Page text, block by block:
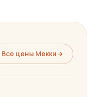
Все цены Мекки→